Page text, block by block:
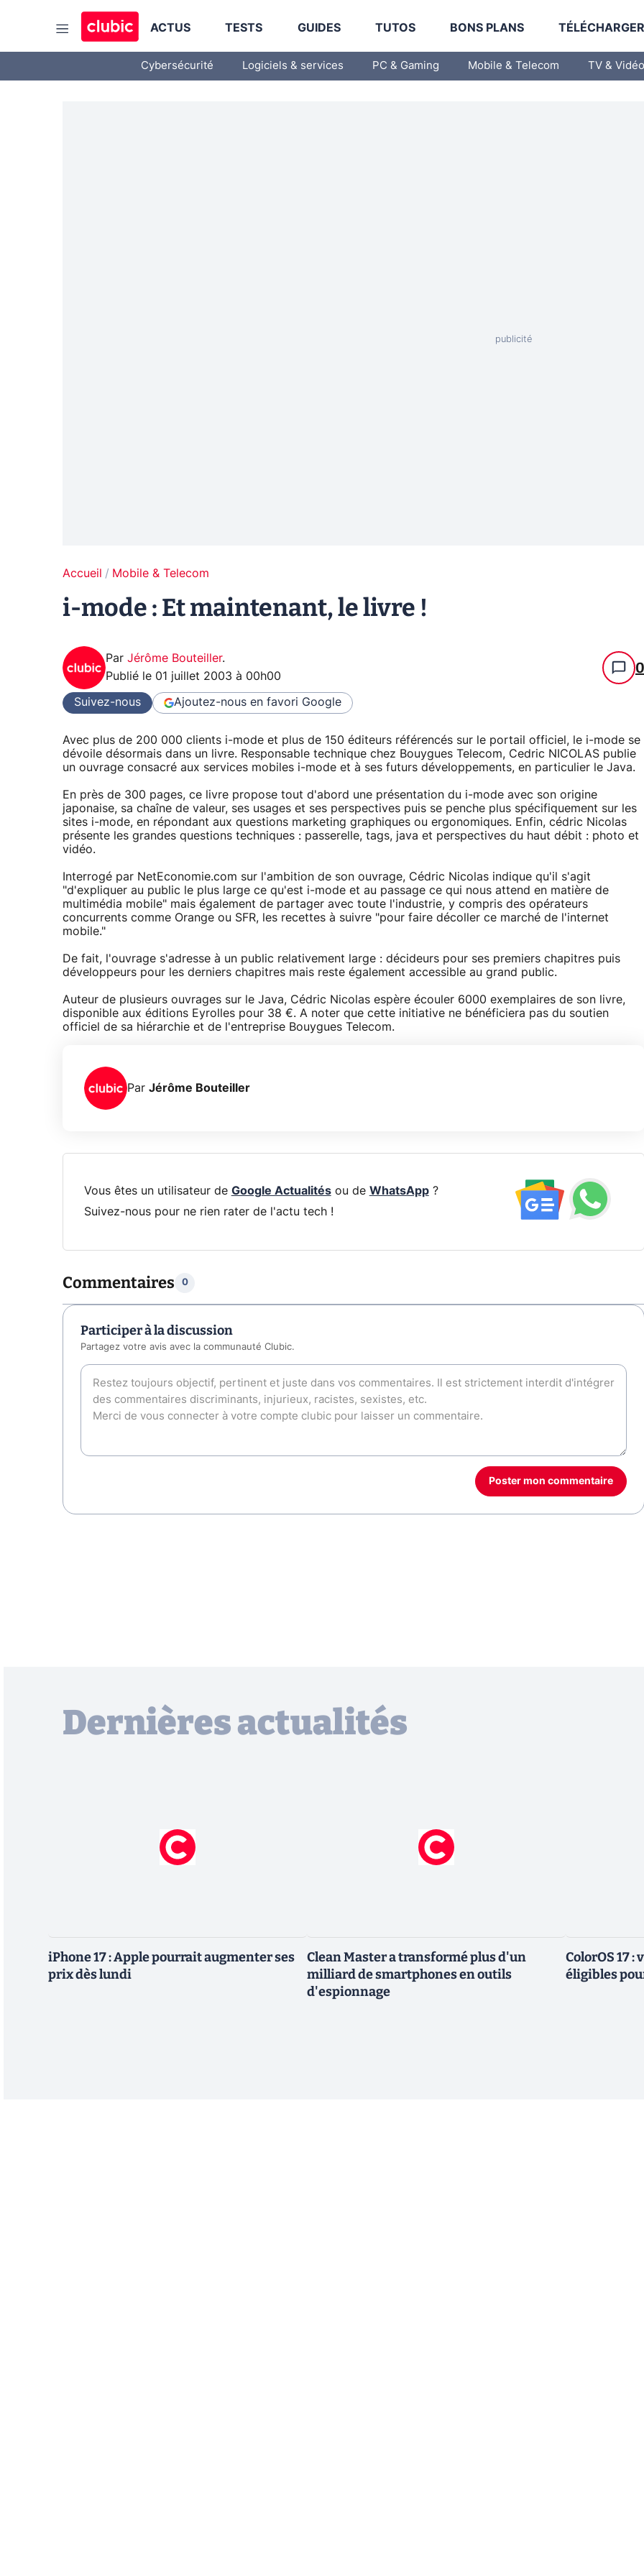
ACTUS TESTS GUIDES TUTOS BONS PLANS
Cybersécurité Logiciels & services PC & Gaming Mobile & Telecom TV & Vidéo
Accueil Mobile & Telecom
i-mode : Et maintenant, le livre !
Par Jérôme Bouteiller.
Publié le 01 juillet 2003 à 00h00 0
Suivez-nous Ajoutez-nous en favori Google
Avec plus de 200 000 clients i-mode et plus de 150 éditeurs référencés sur le portail officiel, le i-mode se
dévoile désormais dans un livre. Responsable technique chez Bouygues Telecom, Cedric NICOLAS publie
un ouvrage consacré aux services mobiles i-mode et à ses futurs développements, en particulier le Java.
En près de 300 pages, ce livre propose tout d'abord une présentation du i-mode avec son origine
japonaise, sa chaîne de valeur, ses usages et ses perspectives puis se penche plus spécifiquement sur les
sites i-mode, en répondant aux questions marketing graphiques ou ergonomiques. Enfin, cédric Nicolas
présente les grandes questions techniques : passerelle, tags, java et perspectives du haut débit : photo et
vidéo.
Interrogé par NetEconomie.com sur l'ambition de son ouvrage, Cédric Nicolas indique qu'il s'agit
"d'expliquer au public le plus large ce qu'est i-mode et au passage ce qui nous attend en matière de
multimédia mobile" mais également de partager avec toute l'industrie, y compris des opérateurs
concurrents comme Orange ou SFR, les recettes à suivre "pour faire décoller ce marché de l'internet
mobile."
De fait, l'ouvrage s'adresse à un public relativement large : décideurs pour ses premiers chapitres puis
développeurs pour les derniers chapitres mais reste également accessible au grand public.
Auteur de plusieurs ouvrages sur le Java, Cédric Nicolas espère écouler 6000 exemplaires de son livre,
disponible aux éditions Eyrolles pour 38 €. A noter que cette initiative ne bénéficiera pas du soutien
officiel de sa hiérarchie et de l'entreprise Bouygues Telecom.
Par Jérôme Bouteiller
Vous êtes un utilisateur de Google Actualitésou de WhatsApp?
Suivez-nous pour ne rien rater de l'actu tech !
Commentaires 0
Participer à la discussion
Partagez votre avis avec la communauté Clubic.
Poster mon commentaire
Dernières actualités
iPhone 17 : Apple pourrait augmenter ses
prix dès lundi
Clean Master a transformé plus d'un
milliard de smartphones en outils
d'espionnage
ColorOS 17
éligibles